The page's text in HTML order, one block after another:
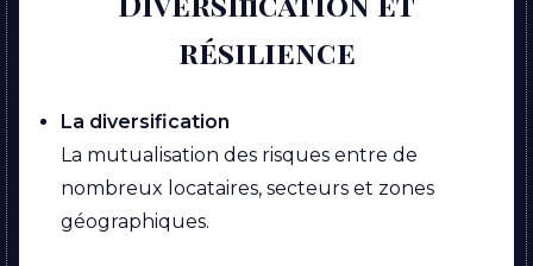
résilience
La diversification
La mutualisation des risques entre de
nombreux locataires, secteurs et zones
géographiques.